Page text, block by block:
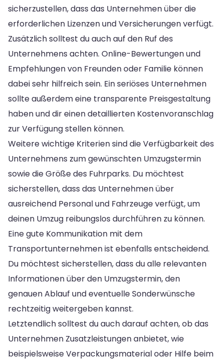
sicherzustellen, dass das Unternehmen über die
erforderlichen Lizenzen und Versicherungen verfügt.
Zusätzlich solltest du auch auf den Ruf des
Unternehmens achten. Online-Bewertungen und
Empfehlungen von Freunden oder Familie können
dabei sehr hilfreich sein. Ein seriöses Unternehmen
sollte außerdem eine transparente Preisgestaltung
haben und dir einen detaillierten Kostenvoranschlag
zur Verfügung stellen können.
Weitere wichtige Kriterien sind die Verfügbarkeit des
Unternehmens zum gewünschten Umzugstermin
sowie die Größe des Fuhrparks. Du möchtest
sicherstellen, dass das Unternehmen über
ausreichend Personal und Fahrzeuge verfügt, um
deinen Umzug reibungslos durchführen zu können.
Eine gute Kommunikation mit dem
Transportunternehmen ist ebenfalls entscheidend.
Du möchtest sicherstellen, dass du alle relevanten
Informationen über den Umzugstermin, den
genauen Ablauf und eventuelle Sonderwünsche
rechtzeitig weitergeben kannst.
Letztendlich solltest du auch darauf achten, ob das
Unternehmen Zusatzleistungen anbietet, wie
beispielsweise Verpackungsmaterial oder Hilfe beim